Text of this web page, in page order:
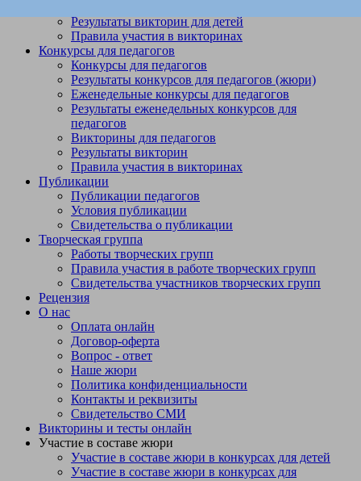
Результаты викторин для детей
Правила участия в викторинах
Конкурсы для педагогов
Конкурсы для педагогов
Результаты конкурсов для педагогов (жюри)
Еженедельные конкурсы для педагогов
Результаты еженедельных конкурсов для
педагогов
Викторины для педагогов
Результаты викторин
Правила участия в викторинах
Публикации
Публикации педагогов
Условия публикации
Свидетельства о публикации
Творческая группа
Работы творческих групп
Правила участия в работе творческих групп
Свидетельства участников творческих групп
Рецензия
О нас
Оплата онлайн
Договор-оферта
Вопрос - ответ
Наше жюри
Политика конфиденциальности
Контакты и реквизиты
Свидетельство СМИ
Викторины и тесты онлайн
Участие в составе жюри
Участие в составе жюри в конкурсах для детей
Участие в составе жюри в конкурсах для